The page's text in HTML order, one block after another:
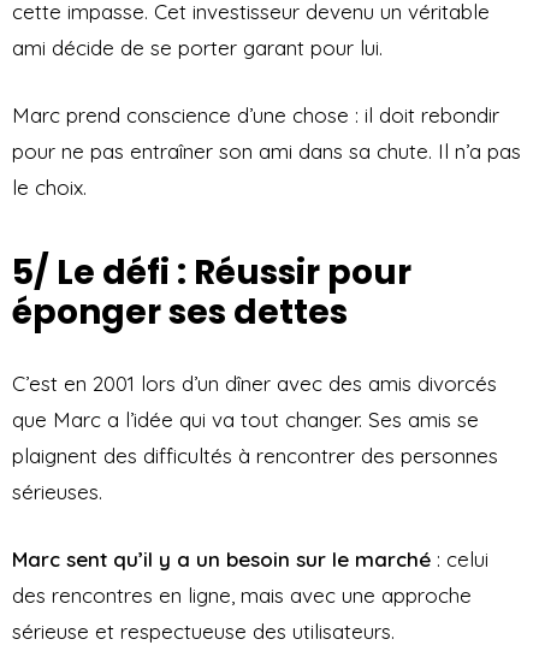
cette impasse. Cet investisseur devenu un véritable
ami décide de se porter garant pour lui.
Marc prend conscience d’une chose : il doit rebondir
pour ne pas entraîner son ami dans sa chute. Il n’a pas
le choix.
5/ Le défi : Réussir pour
éponger ses dettes
C’est en 2001 lors d’un dîner avec des amis divorcés
que Marc a l’idée qui va tout changer. Ses amis se
plaignent des difficultés à rencontrer des personnes
sérieuses.
Marc sent qu’il y a un besoin sur le marché : celui
des rencontres en ligne, mais avec une approche
sérieuse et respectueuse des utilisateurs.